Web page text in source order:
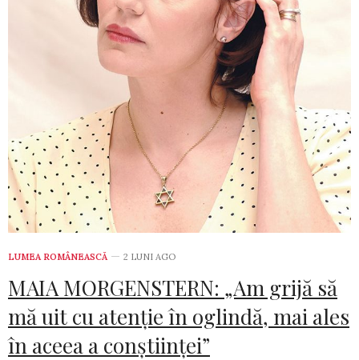
LUMEA ROMÂNEASCĂ 2 LUNI AGO
MAIA MORGENSTERN: „Am grijă să
mă uit cu atenție în oglindă, mai ales
în aceea a conștiinței”